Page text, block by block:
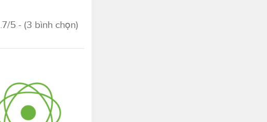
5 - (3 bình chọn)